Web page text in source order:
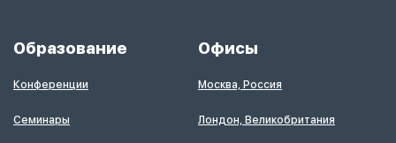
Образование
Конференции
Семинары
Офисы
Москва, Россия
Лондон, Великобритания